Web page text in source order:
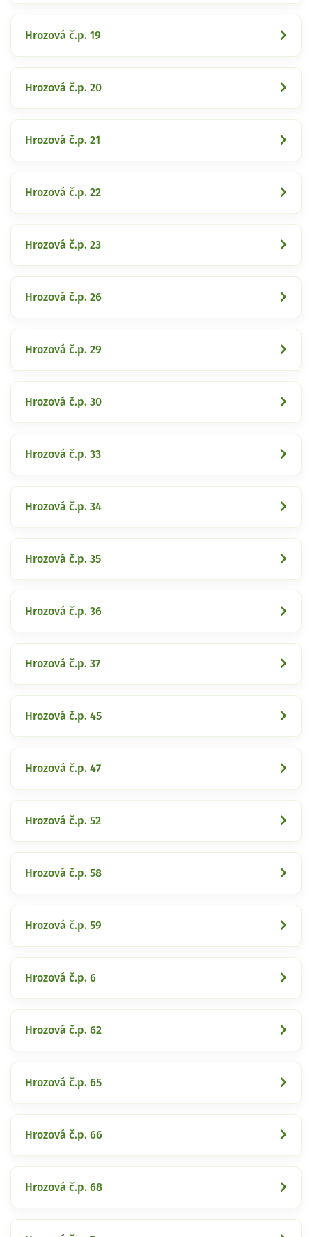
Hrozová č.p. 19
Hrozová č.p. 20
Hrozová č.p. 21
Hrozová č.p. 22
Hrozová č.p. 23
Hrozová č.p. 26
Hrozová č.p. 29
Hrozová č.p. 30
Hrozová č.p. 33
Hrozová č.p. 34
Hrozová č.p. 35
Hrozová č.p. 36
Hrozová č.p. 37
Hrozová č.p. 45
Hrozová č.p. 47
Hrozová č.p. 52
Hrozová č.p. 58
Hrozová č.p. 59
Hrozová č.p. 6
Hrozová č.p. 62
Hrozová č.p. 65
Hrozová č.p. 66
Hrozová č.p. 68